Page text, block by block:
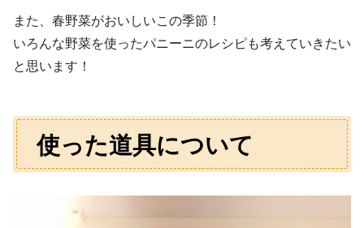
また、春野菜がおいしいこの季節！
いろんな野菜を使ったパニーニのレシピも考えていきたい
と思います！
使った道具について